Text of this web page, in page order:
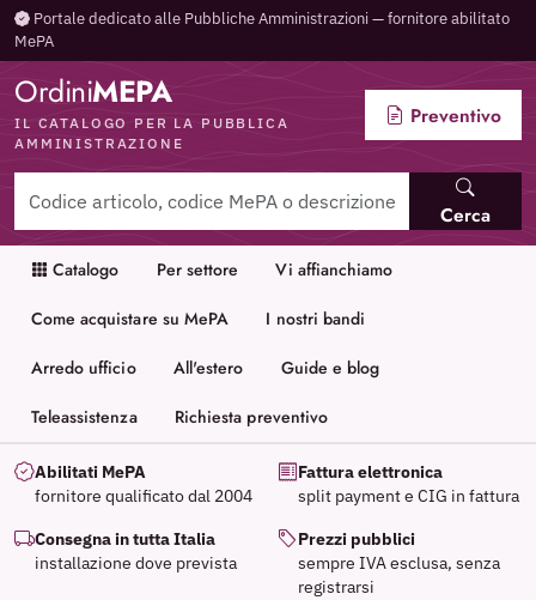
Portale dedicato alle Pubbliche Amministrazioni — fornitore abilitato
MePA
OrdiniMEPA
IL CATALOGO PER LA PUBBLICA
AMMINISTRAZIONE
Cerca
Preventivo
Catalogo Per settore Vi affianchiamo
Come acquistare su MePA I nostri bandi
Arredo ufficio All'estero Guide e blog
Teleassistenza Richiesta preventivo
Abilitati MePA
fornitore qualificato dal 2004
Fattura elettronica
split payment e CIG in fattura
Consegna in tutta Italia
installazione dove prevista
Prezzi pubblici
sempre IVA esclusa, senza
registrarsi